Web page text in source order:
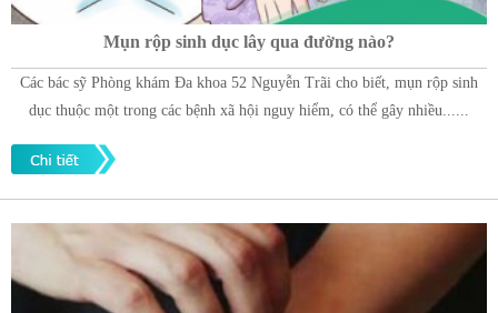
Mụn rộp sinh dục lây qua đường nào?
Các bác sỹ Phòng khám Đa khoa 52 Nguyễn Trãi cho biết, mụn rộp sinh
dục thuộc một trong các bệnh xã hội nguy hiểm, có thể gây nhiều......